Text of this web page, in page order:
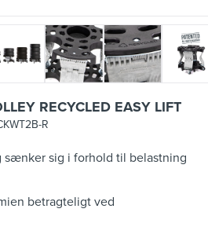
RECYCLED EASY LIFT
R
sænker sig i forhold til belastning
betragteligt ved